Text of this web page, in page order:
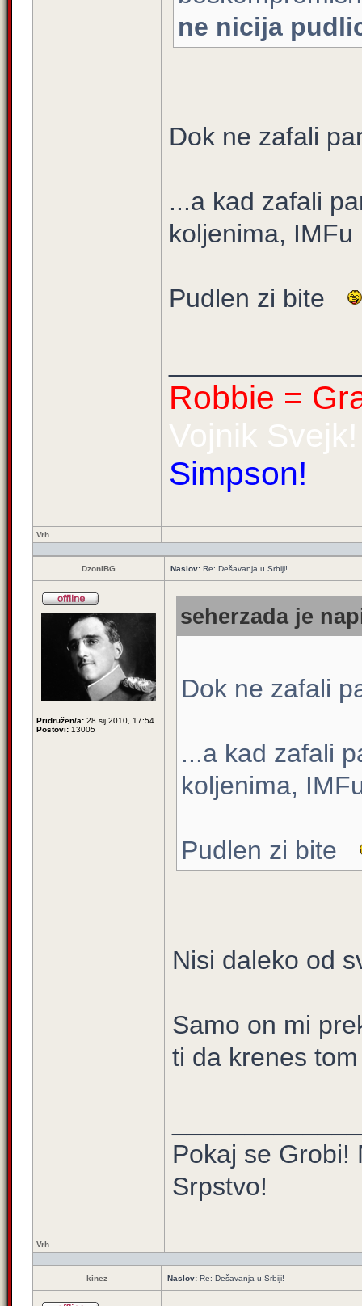
ne nicija
Dok ne zafali
...a kad zafali
koljenima, IMFu
Pudlen zi bite
Robbie =
Vojnik Svejk!
Simpson!
Vrh
DzoniBG Naslov: Re: Dešavanja u Srbiji!
Pridružen/a: 28 sij 2010, 17:54
Postovi: 13005
seherzada je
Dok ne zafali
...a kad zafali
koljenima,
Pudlen zi bite
Nisi daleko od
Samo on mi
ti da krenes
Pokaj se Grobi!
Srpstvo!
Vrh
kinez Naslov: Re: Dešavanja u Srbiji!